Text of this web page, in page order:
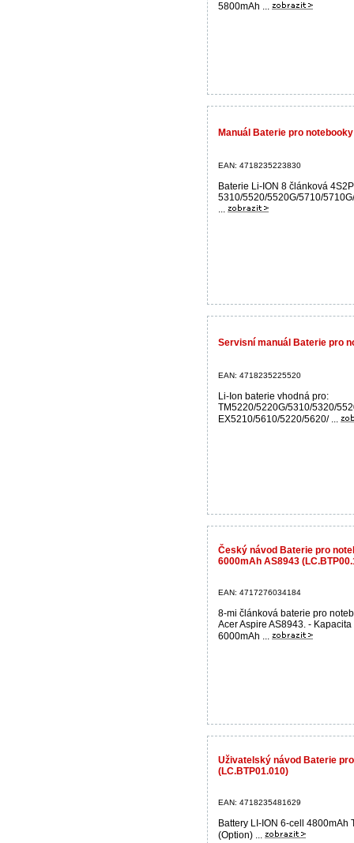
5800mAh ...
Manuál Baterie pro
EAN: 4718235223830
Baterie Li-ION 8 článková
5310/5520/5520G/5710/
...
Servisní manuál Baterie pro
EAN: 4718235225520
Li-Ion baterie vhodná pro:
TM5220/5220G/5310/5320/
EX5210/5610/5220/5620/ ...
Český návod Baterie pro
6000mAh AS8943
EAN: 4717276034184
8-mi článková baterie pro
Acer Aspire AS8943. - Kapacita
6000mAh ...
Uživatelský návod Baterie
(LC.BTP01.010)
EAN: 4718235481629
Battery LI-ION 6-cell 4800mAh
(Option) ...